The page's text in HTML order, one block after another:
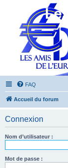
FAQ
Accueil du forum
Connexion
Nom d’utilisateur :
Mot de passe :